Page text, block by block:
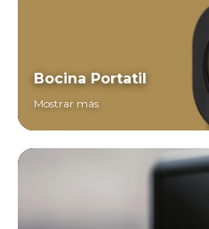
Bocina Portatil
Mostrar más